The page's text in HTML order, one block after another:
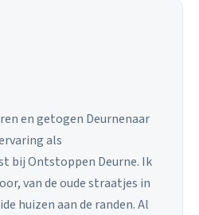
en getogen Deurnenaar
als
bij Ontstoppen Deurne. Ik
van de oude straatjes in
huizen aan de randen. Al